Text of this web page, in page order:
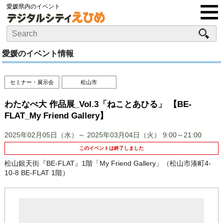
愛媛県内のイベント
愛媛のイベント情報
セミナー・展示会 松山市
わたなべ大 作品展_Vol.3「ねことあひる」 【BE-
FLAT_My Friend Gallery】
2025年02月05日（水）～ 2025年03月04日（火） 9:00～21:00
このイベントは終了しました
松山銀天街『BE-FLAT』1階「My Friend Gallery」（松山市湊町4-
10-8 BE-FLAT 1階）